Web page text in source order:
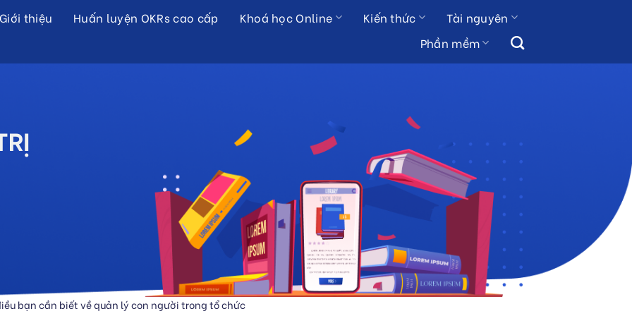
Giới thiệu Huấn luyện OKRs cao cấp Khoá học Online Kiến thức
Tài nguyên
Phần mềm
bạn cần biết về quản lý con người trong tổ chức